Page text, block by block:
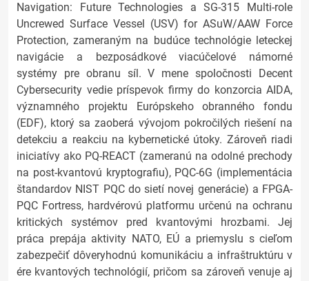
Navigation: Future Technologies a SG-315 Multi-role
Uncrewed Surface Vessel (USV) for ASuW/AAW Force
Protection, zameraným na budúce technológie leteckej
navigácie a bezposádkové viacúčelové námorné
systémy pre obranu síl. V mene spoločnosti Decent
Cybersecurity vedie príspevok firmy do konzorcia AIDA,
významného projektu Európskeho obranného fondu
(EDF), ktorý sa zaoberá vývojom pokročilých riešení na
detekciu a reakciu na kybernetické útoky. Zároveň riadi
iniciatívy ako PQ-REACT (zameranú na odolné prechody
na post-kvantovú kryptografiu), PQC-6G (implementácia
štandardov NIST PQC do sietí novej generácie) a FPGA-
PQC Fortress, hardvérovú platformu určenú na ochranu
kritických systémov pred kvantovými hrozbami. Jej
práca prepája aktivity NATO, EÚ a priemyslu s cieľom
zabezpečiť dôveryhodnú komunikáciu a infraštruktúru v
ére kvantových technológií, pričom sa zároveň venuje aj